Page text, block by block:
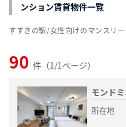
ンション賃貸物件一覧
90 件（1/1ページ）
モンド
所在地